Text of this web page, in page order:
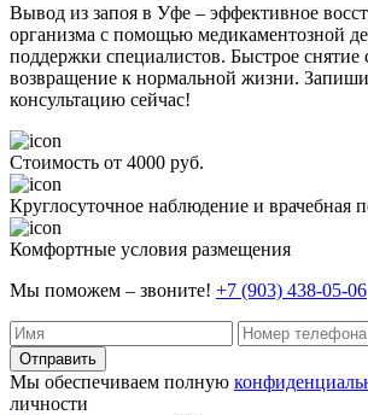
Вывод из запоя в Уфе – эффективное
организма с помощью медикаментозной
поддержки специалистов. Быстрое
возвращение к нормальной жизни.
консультацию сейчас!
Стоимость от 4000 руб.
Круглосуточное наблюдение и врачебная
Комфортные условия размещения
Мы поможем – звоните! +7 (903) 438-05-06
Отправить
Мы обеспечиваем полную
личности